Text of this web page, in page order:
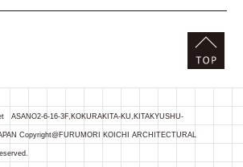
ASANO2-6-16-3F,KOKURAKITA-KU,KITAKYUSHU-
Copyright@FURUMORI KOICHI ARCHITECTURAL